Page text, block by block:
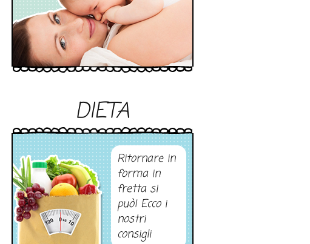
DIETA
Ritornare in
forma in
fretta si
può! Ecco i
nostri
consigli